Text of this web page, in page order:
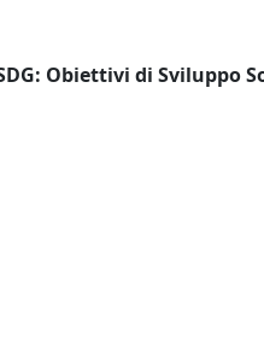
Obiettivi di Sviluppo